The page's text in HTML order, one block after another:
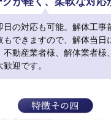
日の対応も可能。解体工事
もできますので、解体当日
不動産業者様、解体業者様
迎です。